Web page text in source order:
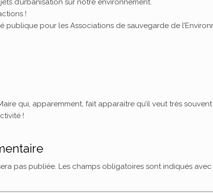
!
publique pour les Associations de sauvegarde de
qui, apparemment, fait apparaitre qu’il veut très
!
pas publiée. Les champs obligatoires sont indiqués avec